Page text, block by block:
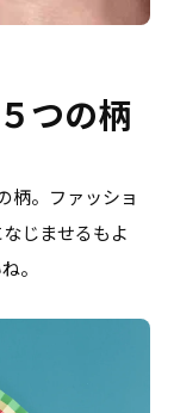
つの柄
柄。ファッショ
じませるもよ
。